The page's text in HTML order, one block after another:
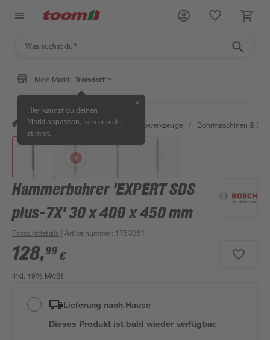
Mein Markt: Troisdorf
Hier kannst du deinen
Markt anpassen , falls er nicht
stimmt.
✕
/ Werkstatt & Maschinen / Elektrowerkzeuge / Bohrmaschinen &
Hammerbohrer 'EXPERT SDS
plus-7X' 30 x 400 x 450 mm
Produktdetails | Artikelnummer: 1753351
128,99 €
inkl. 19% MwSt.
Lieferung nach Hause
Dieses Produkt ist bald wieder verfügbar.